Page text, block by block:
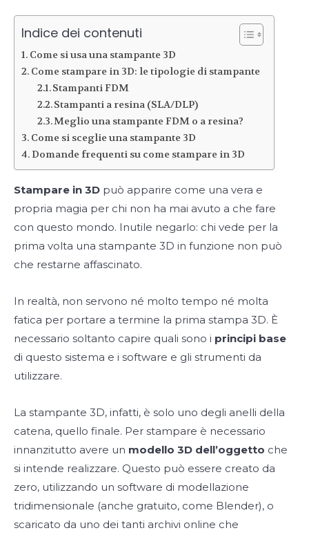
Indice dei contenuti
Come si usa una stampante 3D
Come stampare in 3D: le tipologie di stampante
Stampanti FDM
Stampanti a resina (SLA/DLP)
Meglio una stampante FDM o a resina?
Come si sceglie una stampante 3D
Domande frequenti su come stampare in 3D
Stampare in 3D può apparire come una vera e
propria magia per chi non ha mai avuto a che fare
con questo mondo. Inutile negarlo: chi vede per la
prima volta una stampante 3D in funzione non può
che restarne affascinato.
In realtà, non servono né molto tempo né molta
fatica per portare a termine la prima stampa 3D. È
necessario soltanto capire quali sono i principi base
di questo sistema e i software e gli strumenti da
utilizzare.
La stampante 3D, infatti, è solo uno degli anelli della
catena, quello finale. Per stampare è necessario
innanzitutto avere un modello 3D dell’oggetto che
si intende realizzare. Questo può essere creato da
zero, utilizzando un software di modellazione
tridimensionale (anche gratuito, come Blender), o
scaricato da uno dei tanti archivi online che